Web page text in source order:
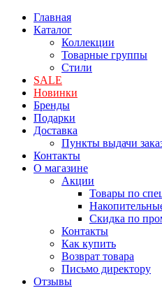
Главная
Каталог
Коллекции
Товарные группы
Стили
SALE
Новинки
Бренды
Подарки
Доставка
Пункты выдачи
Контакты
О магазине
Акции
Товары по
Скидка по
Контакты
Как купить
Возврат товара
Письмо директору
Отзывы